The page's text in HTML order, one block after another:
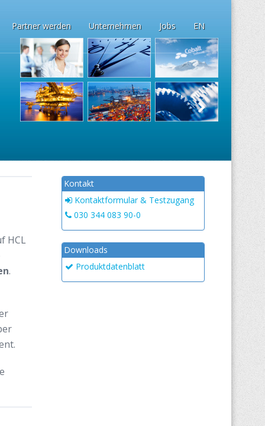
Partner werden Unternehmen Jobs EN
Kontakt
Kontaktformular & Testzugang
030 344 083 90-0
Downloads
Produktdatenblatt
HCL
.